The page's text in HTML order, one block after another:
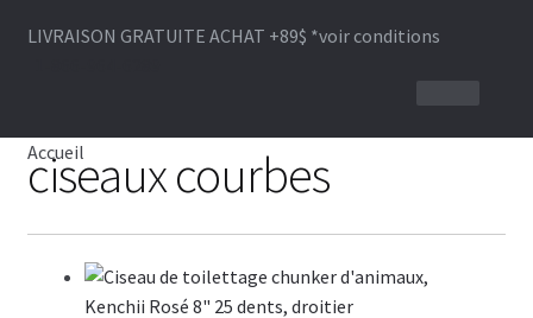
LIVRAISON GRATUITE ACHAT +89$ *voir conditions
BROSSE
CISEAU
CLIPPER
Accueil
ciseaux courbes